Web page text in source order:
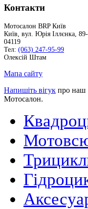
Контакти
Мотосалон BRP Київ
Київ, вул. Юрія Іллєнка,
04119
Тел: (063) 247-95-99
Олексій Штам
Мапа сайту
Напишіть вігук про наш
Мотосалон.